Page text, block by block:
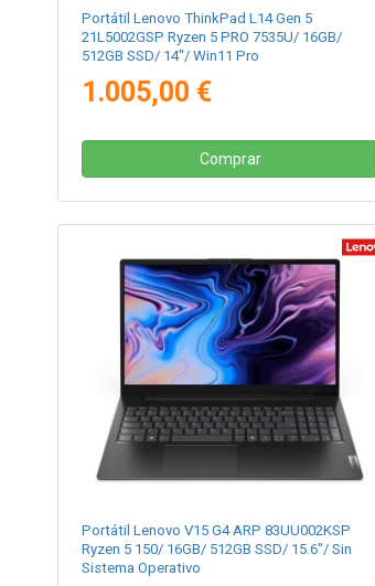
Portátil Lenovo ThinkPad L14 Gen 5
21L5002GSP Ryzen 5 PRO 7535U/ 16GB/
512GB SSD/ 14"/ Win11 Pro
1.005,00 €
Comprar
Portátil Lenovo V15 G4 ARP 83UU002KSP
Ryzen 5 150/ 16GB/ 512GB SSD/ 15.6"/ Sin
Sistema Operativo